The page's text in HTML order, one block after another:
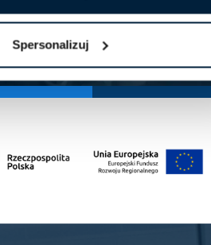
Spersonalizuj
moich danych osobowych przez
odpowiedzialnością celem
Zapoznałem się z Polityką
tutaj.